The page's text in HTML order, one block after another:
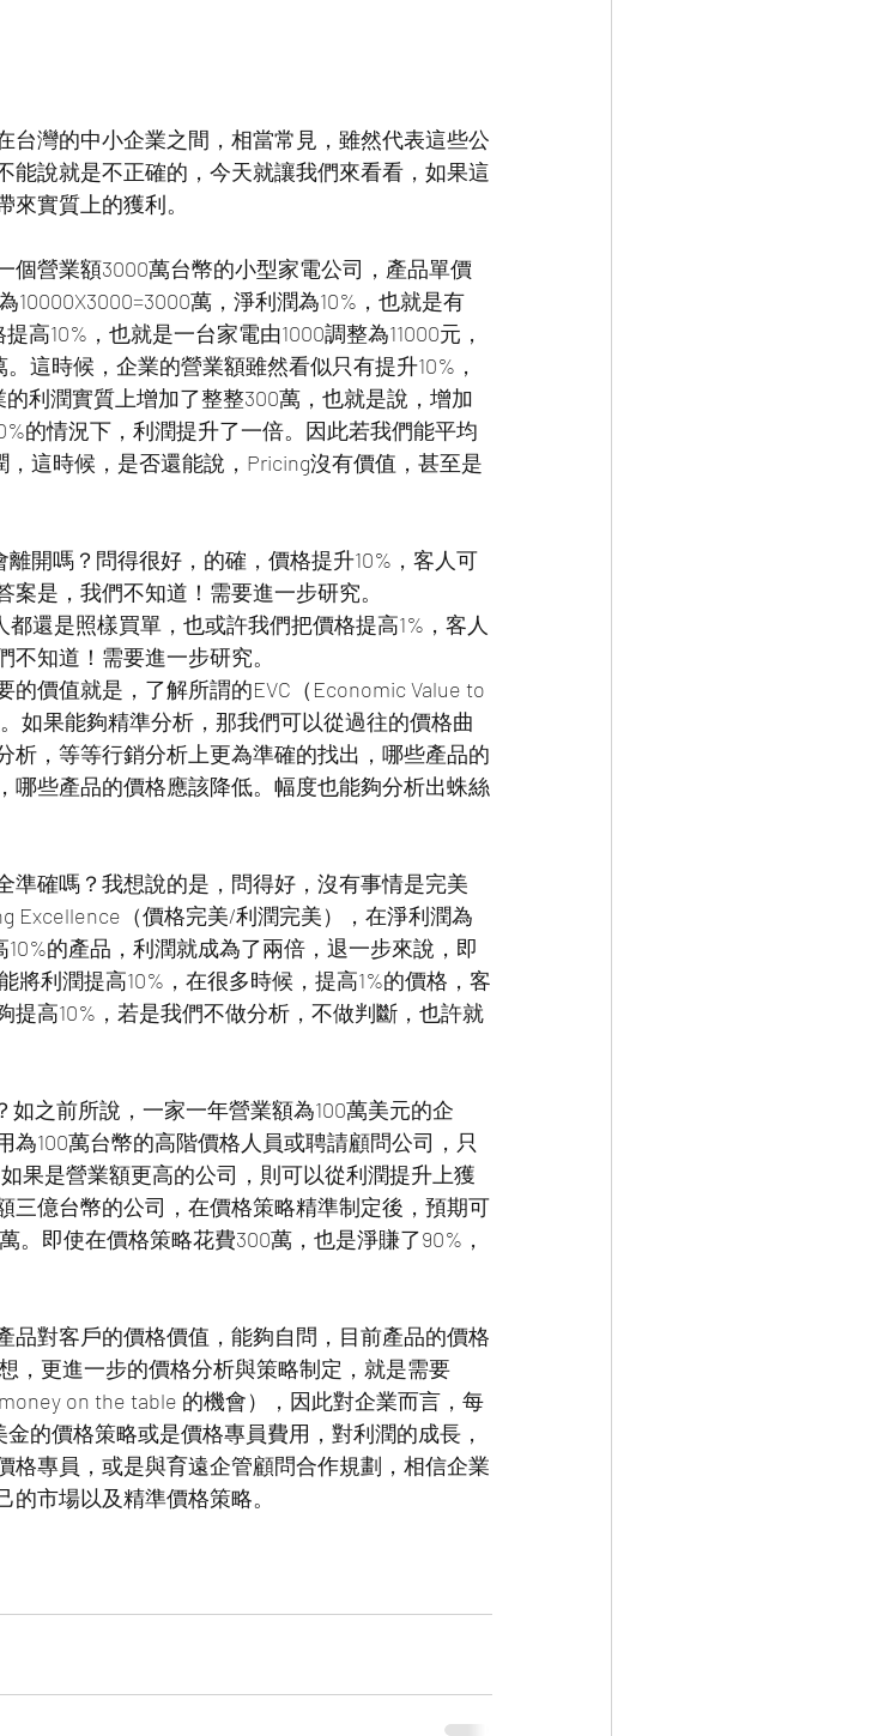
台灣的中小企業之間，相當常見，雖然代表這些公
能說就是不正確的，今天就讓我們來看看，如果這
實質上的獲利。
個營業額3000萬台幣的小型家電公司，產品單價
萬，淨利潤為10%，也就是有
高10%，也就是一台家電由1000調整為11000元，
這時候，企業的營業額雖然看似只有提升10%，
利潤實質上增加了整整300萬，也就是說，增加
的情況下，利潤提升了一倍。因此若我們能平均
這時候，是否還能說，Pricing沒有價值，甚至是
開嗎？問得很好，的確，價格提升10%，客人可
是，我們不知道！需要進一步研究。
還是照樣買單，也或許我們把價格提高1%，客人
知道！需要進一步研究。
價值就是，了解所謂的EVC（Economic Value to
如果能夠精準分析，那我們可以從過往的價格曲
析，等等行銷分析上更為準確的找出，哪些產品的
哪些產品的價格應該降低。幅度也能夠分析出蛛絲
準確嗎？我想說的是，問得好，沒有事情是完美
Excellence（價格完美/利潤完美），在淨利潤為
的產品，利潤就成為了兩倍，退一步來說，即
將利潤提高10%，在很多時候，提高1%的價格，客
提高10%，若是我們不做分析，不做判斷，也許就
之前所說，一家一年營業額為100萬美元的企
100萬台幣的高階價格人員或聘請顧問公司，只
果是營業額更高的公司，則可以從利潤提升上獲
三億台幣的公司，在價格策略精準制定後，預期可
。即使在價格策略花費300萬，也是淨賺了90%，
品對客戶的價格價值，能夠自問，目前產品的價格
，更進一步的價格分析與策略制定，就是需要
on the table 的機會），因此對企業而言，每
的價格策略或是價格專員費用，對利潤的成長，
格專員，或是與育遠企管顧問合作規劃，相信企業
市場以及精準價格策略。